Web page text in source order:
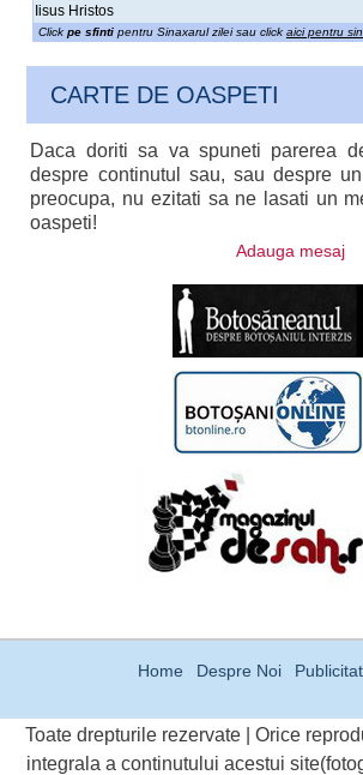
Iisus Hristos
Click pe sfintipentru Sinaxarul zilei sau click aici pentru
CARTE DE OASPETI
Daca doriti sa va spuneti parerea
despre continutul sau, sau despre
preocupa, nu ezitati sa ne lasati un
oaspeti!
Adauga mesaj
Home Despre Noi
Toate drepturile rezervate | Orice
integrala a continutului acestui